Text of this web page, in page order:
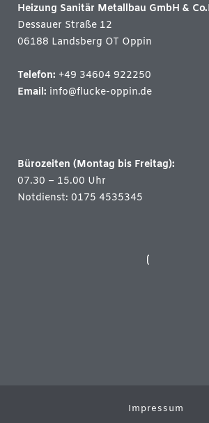
Heizung Sanitär Metallbau GmbH &
Dessauer Straße 12
06188 Landsberg OT Oppin
Telefon: +49 34604 922250
Email: info@flucke-oppin.de
Bürozeiten (Montag bis Freitag):
07.30 – 15.00 Uhr
Notdienst: 0175 4535345
Impressum